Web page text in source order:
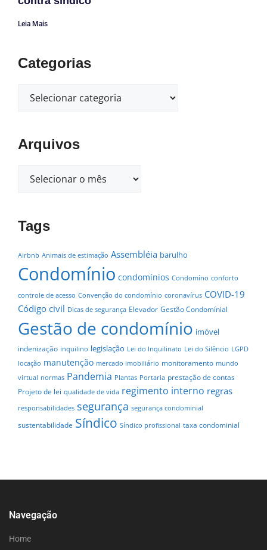
Leia Mais
Categorias
Arquivos
Tags
Airbnb Animais de estimação Assembléia barulho
Condomínio condomínios Condomíno conforto
controle de acesso Convenção do condomínio coronavírus COVID-19
Código civil Dicas de segurança Elevador Gestão Condomínial
Gestão de condomínio imóvel
indenização inquilino legislação Lei do Inquilinato Lei do Silêncio LGPD
locação manutenção mercado imobiliário monitoramento mundo
virtual normas Pandemia Plantas Portaria prestação de contas
Projeto de lei qualidade de vida regimento interno regras
responsabilidades segurança segurança condominial
sustentabilidade Síndico Síndico profissional taxa condominial
Navegação
Home